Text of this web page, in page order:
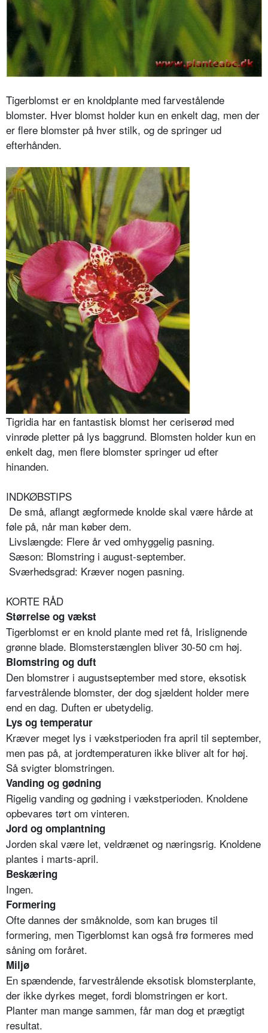
Tigerblomst er en knoldplante med farvestålende
blomster. Hver blomst holder kun en enkelt dag, men der
er flere blomster på hver stilk, og de springer ud
efterhånden.
Tigridia har en fantastisk blomst her ceriserød med
vinrøde pletter på lys baggrund. Blomsten holder kun en
enkelt dag, men flere blomster springer ud efter
hinanden.
INDKØBSTIPS
De små, aflangt ægformede knolde skal være hårde at
føle på, når man køber dem.
Livslængde: Flere år ved omhyggelig pasning.
Sæson: Blomstring i august-september.
Sværhedsgrad: Kræver nogen pasning.
KORTE RÅD
Størrelse og vækst
Tigerblomst er en knold plante med ret få, Irislignende
grønne blade. Blomsterstænglen bliver 30-50 cm høj.
Blomstring og duft
Den blomstrer i augustseptember med store, eksotisk
farvestrålende blomster, der dog sjældent holder mere
end en dag. Duften er ubetydelig.
Lys og temperatur
Kræver meget lys i vækstperioden fra april til september,
men pas på, at jordtemperaturen ikke bliver alt for høj.
Så svigter blomstringen.
Vanding og gødning
Rigelig vanding og gødning i vækstperioden. Knoldene
opbevares tørt om vinteren.
Jord og omplantning
Jorden skal være let, veldrænet og næringsrig. Knoldene
plantes i marts-april.
Beskæring
Ingen.
Formering
Ofte dannes der småknolde, som kan bruges til
formering, men Tigerblomst kan også frø formeres med
såning om foråret.
Miljø
En spændende, farvestrålende eksotisk blomsterplante,
der ikke dyrkes meget, fordi blomstringen er kort.
Planter man mange sammen, får man dog et prægtigt
resultat.